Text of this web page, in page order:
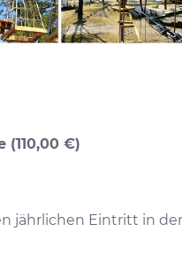
(110,00 €)
jährlichen Eintritt in